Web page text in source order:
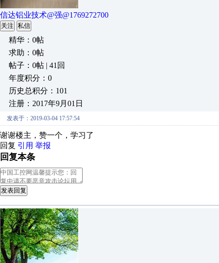
信达铝业技术@强@1769272700
关注 私信
精华：0帖
求助：0帖
帖子：0帖 | 41回
年度积分：0
历史总积分：101
注册：2017年9月01日
发表于：2019-03-04 17:57:54
谢谢楼主，赞一个，学习了
回复 引用 举报
回复本条
发表回复